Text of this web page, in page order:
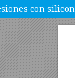
con